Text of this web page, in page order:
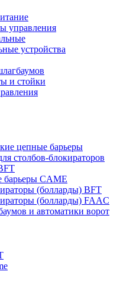
управления
устройства
и стойки
цепные барьеры
столбов-блокираторов
барьеры CAME
(болларды) BFT
(болларды) FAAC
и автоматики ворот